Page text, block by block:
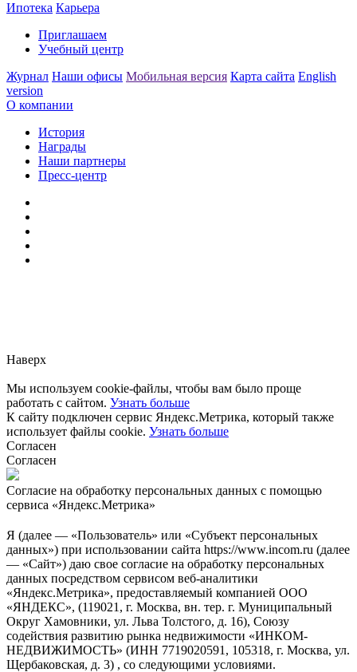
Ипотека Карьера
Приглашаем
Учебный центр
Журнал Наши офисы Мобильная версия Карта сайта English
version
О компании
История
Награды
Наши партнеры
Пресс-центр
Наверх
Мы используем cookie-файлы, чтобы вам было проще
работать с сайтом. Узнать больше
К сайту подключен сервис Яндекс.Метрика, который также
использует файлы cookie. Узнать больше
Согласен
Согласен
Согласие на обработку персональных данных с помощью
сервиса «Яндекс.Метрика»
Я (далее — «Пользователь» или «Субъект персональных
данных») при использовании сайта https://www.incom.ru (далее
— «Сайт») даю свое согласие на обработку персональных
данных посредством сервисом веб-аналитики
«Яндекс.Метрика», предоставляемый компанией ООО
«ЯНДЕКС», (119021, г. Москва, вн. тер. г. Муниципальный
Округ Хамовники, ул. Льва Толстого, д. 16), Союзу
содействия развитию рынка недвижимости «ИНКОМ-
НЕДВИЖИМОСТЬ» (ИНН 7719020591, 105318, г. Москва, ул.
Щербаковская, д. 3) , со следующими условиями.